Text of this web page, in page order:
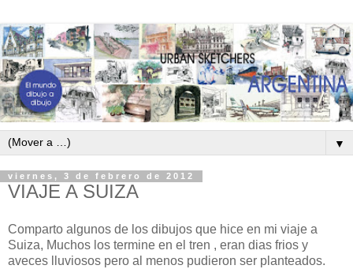
▼
viernes, 3 de febrero de 2012
VIAJE A SUIZA
Comparto algunos de los dibujos que hice en mi viaje a
Suiza, Muchos los termine en el tren , eran dias frios y
aveces lluviosos pero al menos pudieron ser planteados.